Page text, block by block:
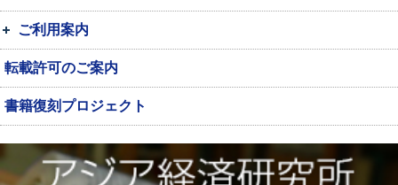
ご利用案内
転載許可のご案内
書籍復刻プロジェクト